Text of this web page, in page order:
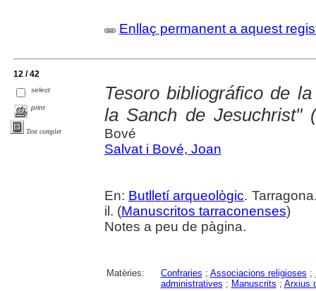
Enllaç permanent a aquest
12 / 42
select
print
Text complet
Tesoro bibliográfico de
la Sanch de Jesuchrist"
Bové
Salvat i Bové, Joan
En: Butlletí arqueològic.
il. (Manuscritos tarraconenses)
Notes a peu de pàgina.
Matèries: Confraries ; Associacions religioses ;
administratives ; Manuscrits ; Arxius